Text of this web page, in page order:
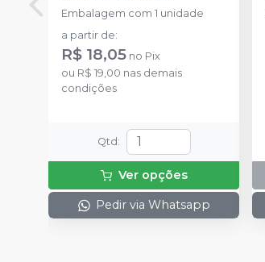
Embalagem com 1 unidade
a partir de:
R$ 18,05 no Pix
ou R$ 19,00 nas demais
condições
Qtd :
Ver opções
Pedir via Whatsapp